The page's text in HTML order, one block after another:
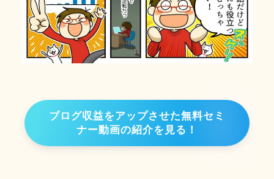
ブログ収益をアップさせた無料セミ
ナー動画の紹介を見る！